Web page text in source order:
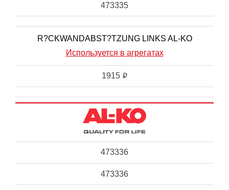
473335
R?CKWANDABST?TZUNG LINKS AL-KO
Используется в агрегатах
1915 i
473336
473336